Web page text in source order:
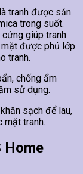
tranh được sản
trong suốt.
giúp tranh
mặt được phủ lớp
tranh.
chống ẩm
sử dụng.
sạch để lau,
mặt tranh.
Home